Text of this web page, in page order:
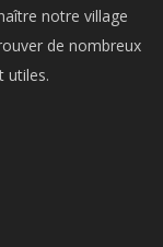
notre village
de nombreux
utiles.